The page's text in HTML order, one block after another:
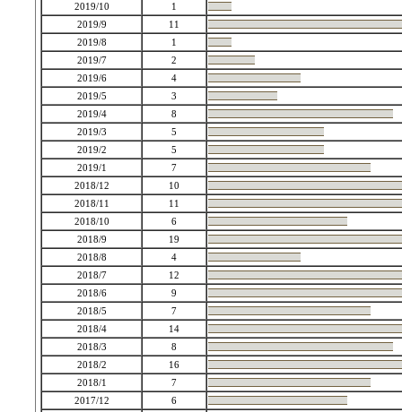
2019/10
1
2019/9
11
2019/8
1
2019/7
2
2019/6
4
2019/5
3
2019/4
8
2019/3
5
2019/2
5
2019/1
7
2018/12
10
2018/11
11
2018/10
6
2018/9
19
2018/8
4
2018/7
12
2018/6
9
2018/5
7
2018/4
14
2018/3
8
2018/2
16
2018/1
7
2017/12
6